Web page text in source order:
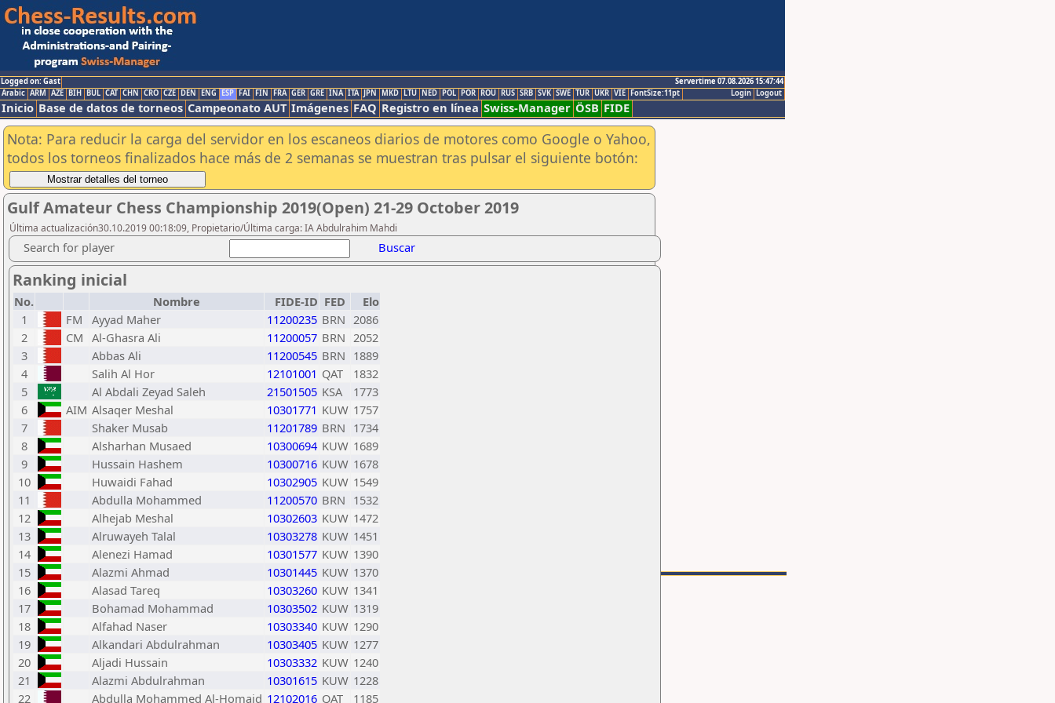
Logged on: Gast
Servertime 07.08.2026 15:47:44
Logout
Login
Arabic ARM AZE BIH BUL CAT CHN CRO CZE DEN ENG ESP FAI FIN FRA GER GRE INA ITA JPN MKD LTU NED POL POR ROU RUS SRB SVK SWE TUR UKR VIE FontSize:11pt
Inicio Base de datos de torneos Campeonato AUT Imágenes FAQ Registro en línea Swiss-Manager ÖSB FIDE
Nota: Para reducir la carga del servidor en los escaneos diarios de motores como Google o Yahoo,
todos los torneos finalizados hace más de 2 semanas se muestran tras pulsar el siguiente botón:
Gulf Amateur Chess Championship 2019(Open) 21-29 October 2019
Última actualización30.10.2019 00:18:09, Propietario/Última carga: IA Abdulrahim Mahdi
Search for player Buscar
Ranking inicial
No. Nombre FIDE-ID FED
Elo
1
FM Ayyad Maher 11200235 BRN 2086
2
CM Al-Ghasra Ali 11200057 BRN 2052
3
Abbas Ali 11200545 BRN 1889
4
Salih Al Hor 12101001 QAT
1832
5
Al Abdali Zeyad Saleh 21501505 KSA
1773
6
AIM Alsaqer Meshal 10301771 KUW 1757
7
Shaker Musab 11201789 BRN 1734
8
Alsharhan Musaed 10300694 KUW 1689
9
Hussain Hashem 10300716 KUW 1678
10
Huwaidi Fahad 10302905 KUW 1549
11
Abdulla Mohammed 11200570 BRN 1532
12
Alhejab Meshal 10302603 KUW 1472
13
Alruwayeh Talal 10303278 KUW 1451
14
Alenezi Hamad 10301577 KUW 1390
15
Alazmi Ahmad 10301445 KUW 1370
16
Alasad Tareq 10303260 KUW 1341
17
Bohamad Mohammad 10303502 KUW 1319
18
Alfahad Naser 10303340 KUW 1290
19
Alkandari Abdulrahman 10303405 KUW 1277
20
Aljadi Hussain 10303332 KUW 1240
21
Alazmi Abdulrahman 10301615 KUW 1228
22
Abdulla Mohammed Al-Homaid 12102016 QAT 1185